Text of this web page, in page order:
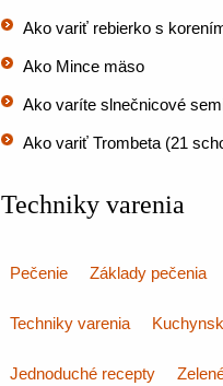
Ako variť rebierko s
Ako Mince mäso
Ako varíte slnečnicové
Ako variť Trombeta (21
Techniky varenia
Pečenie Základy pečenia
Techniky varenia
Jednoduché recepty